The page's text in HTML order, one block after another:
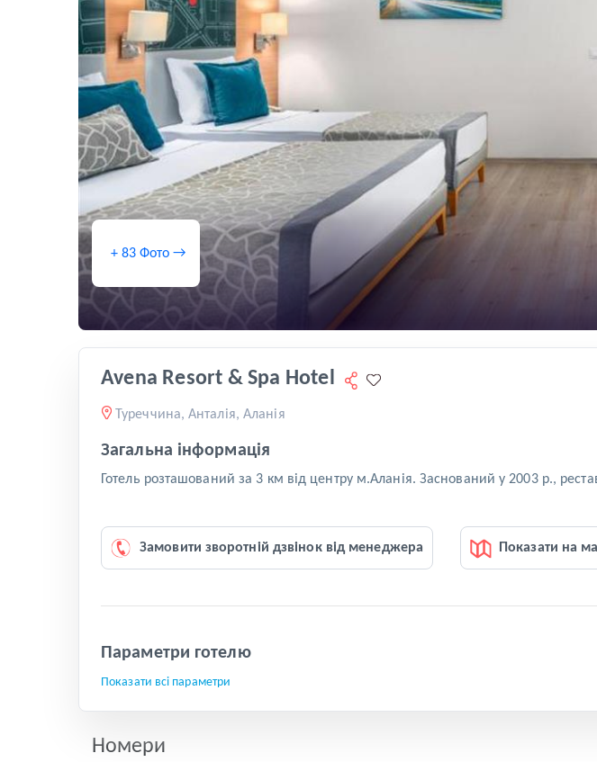
+ 83 Фото →
Avena Resort & Spa Hotel
Туреччина, Анталія, Аланія
Загальна інформація
Готель розташований за 3 км від центру м.Аланія. Заснований у 2003 р.,
Замовити зворотній дзвінок від менеджера Показати на
Параметри готелю
Показати всі параметри
Номери